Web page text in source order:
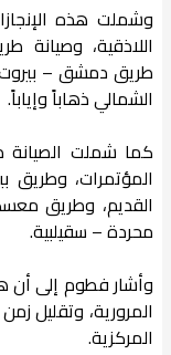
وشملت هذه
اللاذقية، وصيانة
طريق دمشق – بيروت
الشمالي ذهاباً وإياباً.
كما شملت
المؤتمرات،
القديم، وطريق
محردة – سقيلبية.
وأشار فطوم إلى أن
المرورية، وتقليل
المركزية.